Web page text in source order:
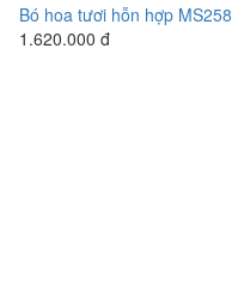
Bó hoa tươi hỗn hợp MS258
1.620.000 đ